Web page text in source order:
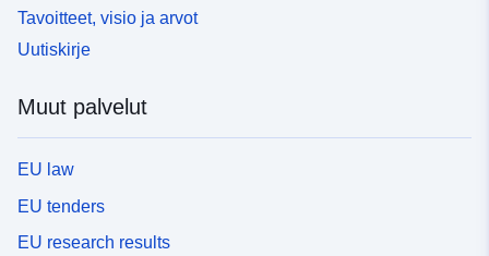
Tavoitteet, visio ja arvot
Uutiskirje
Muut palvelut
EU law
EU tenders
EU research results